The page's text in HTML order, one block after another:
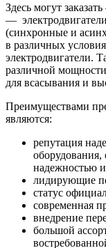
Здесь могут
—
(синхронные и
в различных
электродвигатели.
различной
для всасывания и
Преимуществами
являются:
репутация
надежностью
лидирующие
статус
современная
внедрение
большой